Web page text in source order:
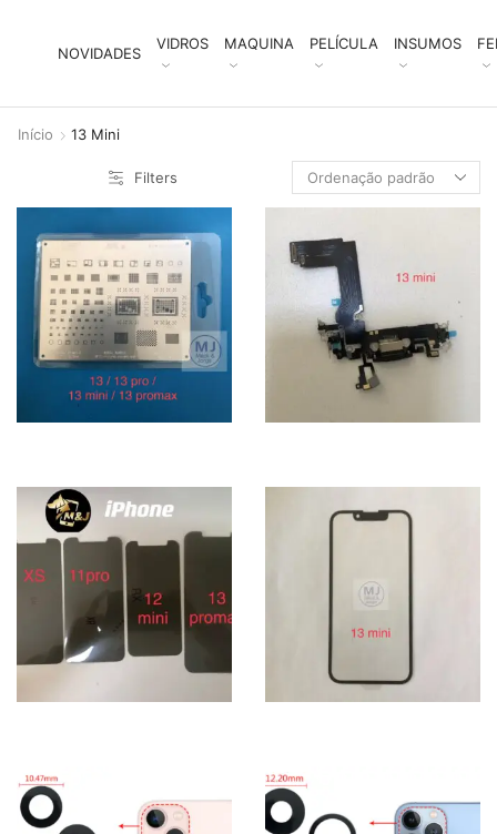
NOVIDADES
VIDROS MAQUINA PELÍCULA INSUMOS
Início 13 Mini
Filters